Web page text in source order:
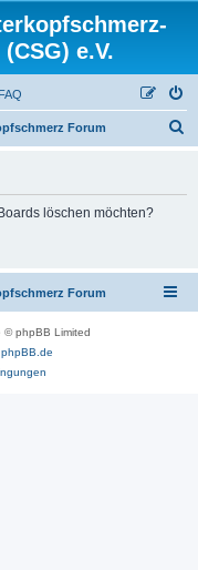
e.V.
FAQ
Forum
löschen möchten?
Forum
© phpBB Limited
phpBB.de